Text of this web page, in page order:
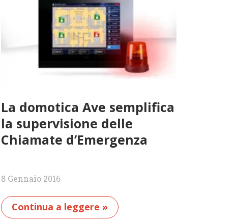
La domotica Ave semplifica
la supervisione delle
Chiamate d’Emergenza
8 Gennaio 2016
Continua a leggere »